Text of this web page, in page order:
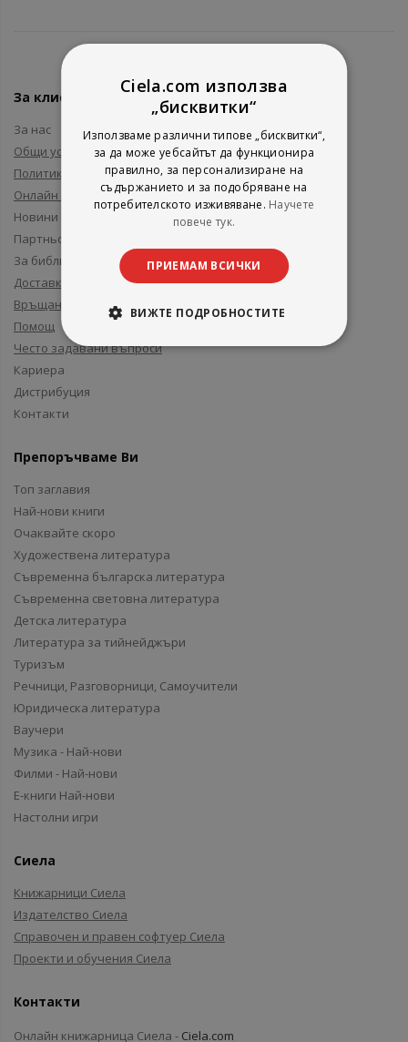
За клиенти
За нас
Общи условия
Политика за поверителност
Онлайн решаване на спорове
Новини и събития
Партньори и приятели
За библиотеки
Доставка
Връщане
Помощ
Често задавани въпроси
Кариера
Дистрибуция
Контакти
Препоръчваме Ви
Топ заглавия
Най-нови книги
Очаквайте скоро
Художествена литература
Съвременна българска литература
Съвременна световна литература
Детска литература
Литература за тийнейджъри
Туризъм
Речници, Разговорници, Самоучители
Юридическа литература
Ваучери
Музика - Най-нови
Филми - Най-нови
Е-книги Най-нови
Настолни игри
Сиела
Книжарници Сиела
Издателство Сиела
Справочен и правен софтуер Сиела
Проекти и обучения Сиела
Контакти
Онлайн книжарница Сиела - Ciela.com
Ciela.com използва
„бисквитки“
Използваме различни типове „бисквитки“,
за да може уебсайтът да функционира
правилно, за персонализиране на
съдържанието и за подобряване на
потребителското изживяване. Научете
повече тук.
ПРИЕМАМ ВСИЧКИ
ВИЖТЕ ПОДРОБНОСТИТЕ